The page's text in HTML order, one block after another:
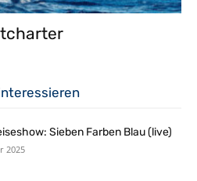
Sieben Farben Blau (live)
2025